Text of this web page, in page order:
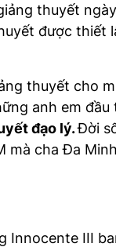
thuyết
được thiết
thuyết cho
anh em đầu
đạo lý.Đời
mà cha Đa
Innocente III